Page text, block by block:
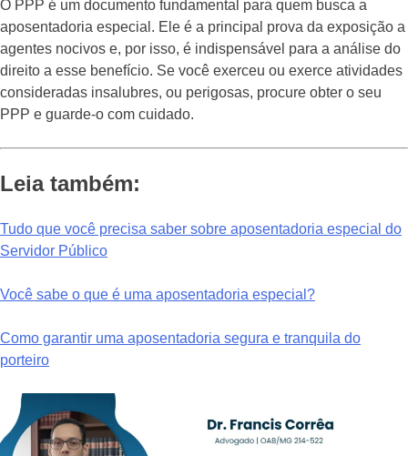
O PPP é um documento fundamental para quem busca a
aposentadoria especial. Ele é a principal prova da exposição a
agentes nocivos e, por isso, é indispensável para a análise do
direito a esse benefício. Se você exerceu ou exerce atividades
consideradas insalubres, ou perigosas, procure obter o seu
PPP e guarde-o com cuidado.
Leia também:
Tudo que você precisa saber sobre aposentadoria especial do
Servidor Público
Você sabe o que é uma aposentadoria especial?
Como garantir uma aposentadoria segura e tranquila do
porteiro